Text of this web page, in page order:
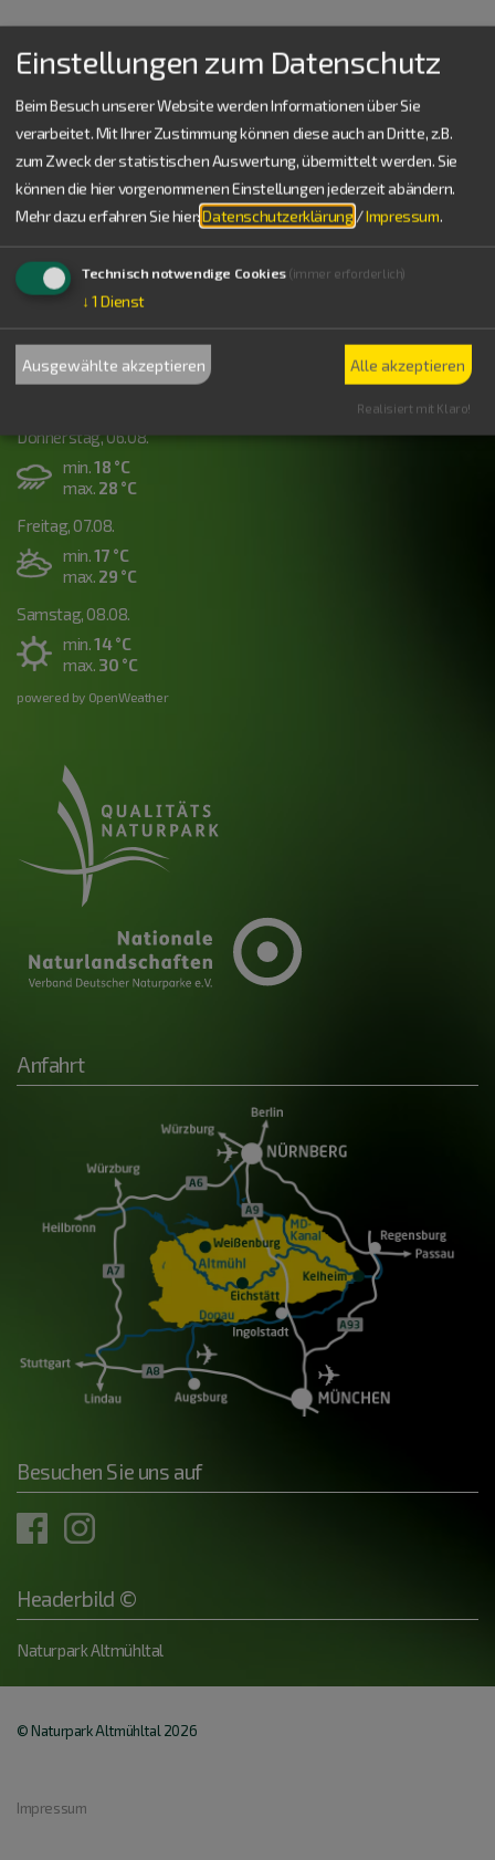
Service
08421 9876-43
Bürozeiten
verein@naturpark-altmuehltal.org
Was können wir für Sie tun?
Wir freuen uns auf Ihre Nachricht.
Aktuelles Wetter
Donnerstag, 06.08.
min.18 °C
max. 28 °C
Freitag, 07.08.
min.17 °C
max. 29 °C
Samstag, 08.08.
min.14 °C
max. 30 °C
powered by OpenWeather
Anfahrt
Besuchen Sie uns auf
Headerbild ©
Naturpark Altmühltal
© Naturpark Altmühltal 2026
Impressum
Einstellungen zum Datenschutz
Beim Besuch unserer Website werden Informationen über Sie
verarbeitet. Mit Ihrer Zustimmung können diese auch an Dritte, z.B.
zum Zweck der statistischen Auswertung, übermittelt werden. Sie
können die hier vorgenommenen Einstellungen jederzeit abändern.
Mehr dazu erfahren Sie hier:Datenschutzerklärung /Impressum.
Technisch notwendige Cookies (immer erforderlich)
↓ 1 Dienst
Ausgewählte akzeptieren Alle akzeptieren
Realisiert mit Klaro!